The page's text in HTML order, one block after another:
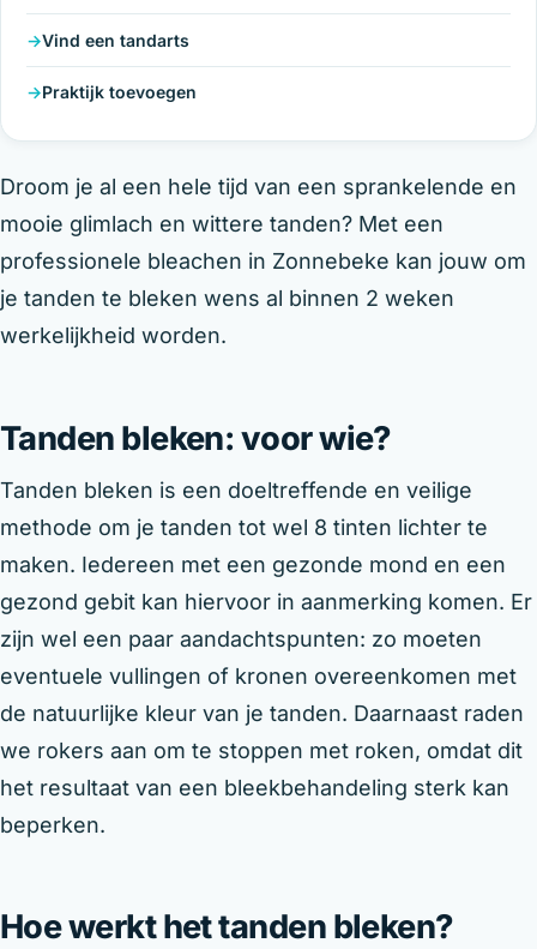
Vind een tandarts
Praktijk toevoegen
Droom je al een hele tijd van een sprankelende en
mooie glimlach en wittere tanden? Met een
professionele bleachen in Zonnebeke kan jouw om
je tanden te bleken wens al binnen 2 weken
werkelijkheid worden.
Tanden bleken: voor wie?
Tanden bleken is een doeltreffende en veilige
methode om je tanden tot wel 8 tinten lichter te
maken. Iedereen met een gezonde mond en een
gezond gebit kan hiervoor in aanmerking komen. Er
zijn wel een paar aandachtspunten: zo moeten
eventuele vullingen of kronen overeenkomen met
de natuurlijke kleur van je tanden. Daarnaast raden
we rokers aan om te stoppen met roken, omdat dit
het resultaat van een bleekbehandeling sterk kan
beperken.
Hoe werkt het tanden bleken?